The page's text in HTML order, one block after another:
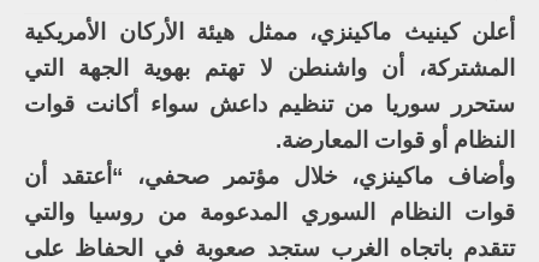
أعلن كينيث ماكينزي، ممثل هيئة الأركان الأمريكية
المشتركة، أن واشنطن لا تهتم بهوية الجهة التي
ستحرر سوريا من تنظيم داعش سواء أكانت قوات
النظام أو قوات المعارضة.
وأضاف ماكينزي، خلال مؤتمر صحفي، “أعتقد أن
قوات النظام السوري المدعومة من روسيا والتي
تتقدم باتجاه الغرب ستجد صعوبة في الحفاظ على